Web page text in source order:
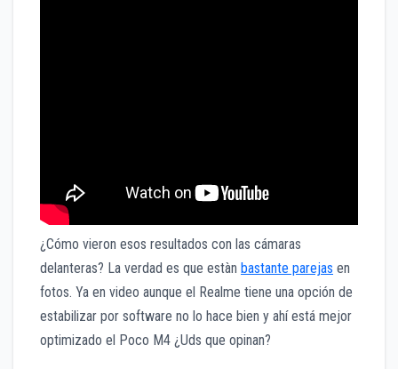
¿Cómo vieron esos resultados con las cámaras
delanteras? La verdad es que estàn bastante parejas en
fotos. Ya en video aunque el Realme tiene una opción de
estabilizar por software no lo hace bien y ahí está mejor
optimizado el Poco M4 ¿Uds que opinan?